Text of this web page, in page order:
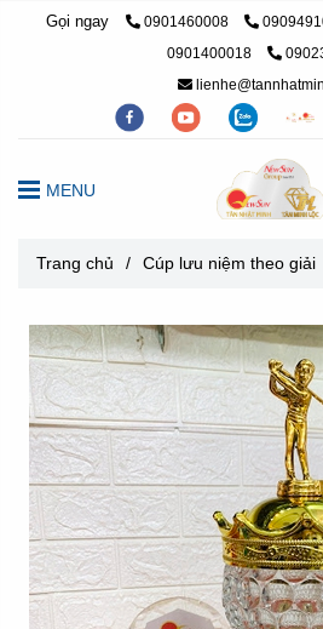
Gọi ngay 0901460008
0901400018
MENU
Trang chủ / Cúp lưu niệm theo giải